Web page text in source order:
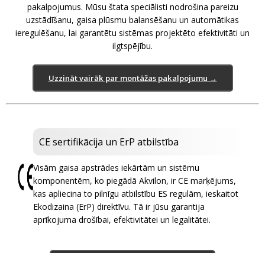
pakalpojumus. Mūsu štata speciālisti nodrošina pareizu
uzstādīšanu, gaisa plūsmu balansēšanu un automātikas
ieregulēšanu, lai garantētu sistēmas projektēto efektivitāti un
ilgtspējību.
Uzzināt vairāk par montāžas pakalpojumu →
CE sertifikācija un ErP atbilstība
Visām gaisa apstrādes iekārtām un sistēmu
komponentēm, ko piegādā Akvilon, ir CE marķējums,
kas apliecina to pilnīgu atbilstību ES regulām, ieskaitot
Ekodizaina (ErP) direktīvu. Tā ir jūsu garantija
aprīkojuma drošībai, efektivitātei un legalitātei.